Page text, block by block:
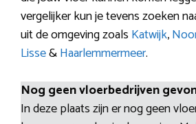
vergelijker kun je tevens zoeken
uit de omgeving zoals Katwijk,
Lisse&Haarlemmermeer.
Nog geen vloerbedrijven
In deze plaats zijn er nog geen